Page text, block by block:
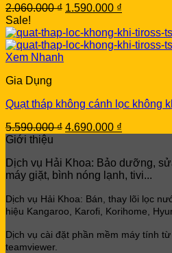
2.060.000₫ Original
was:
2.060.000 ₫.
1.590.000 ₫
is:
1.590.000
Sale!
Xem Nhanh
Gia Dụng
Quạt tháp không cánh lọc không
5.590.000₫ Original
5.590.000 ₫.
4.690.000 ₫
4.690.000
Giới thiệu
Dịch vụ Hải Khoa: Bảo dưỡng,
máy giặt, bình nóng lạnh, tivi...
Dịch vụ Hải Khoa: Bán, thay lõi lọc
hiệu Kangaroo, Karofi, Korihome,
Dịch vụ cài đặt phần mềm máy tính
teamviewer.